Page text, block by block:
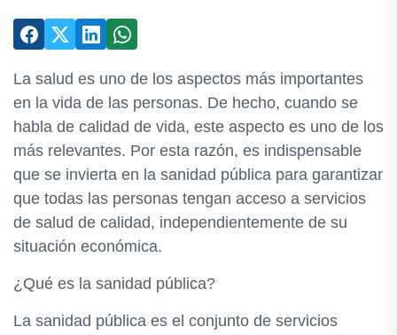
La salud es uno de los aspectos más importantes
en la vida de las personas. De hecho, cuando se
habla de calidad de vida, este aspecto es uno de los
más relevantes. Por esta razón, es indispensable
que se invierta en la sanidad pública para garantizar
que todas las personas tengan acceso a servicios
de salud de calidad, independientemente de su
situación económica.
¿Qué es la sanidad pública?
La sanidad pública es el conjunto de servicios